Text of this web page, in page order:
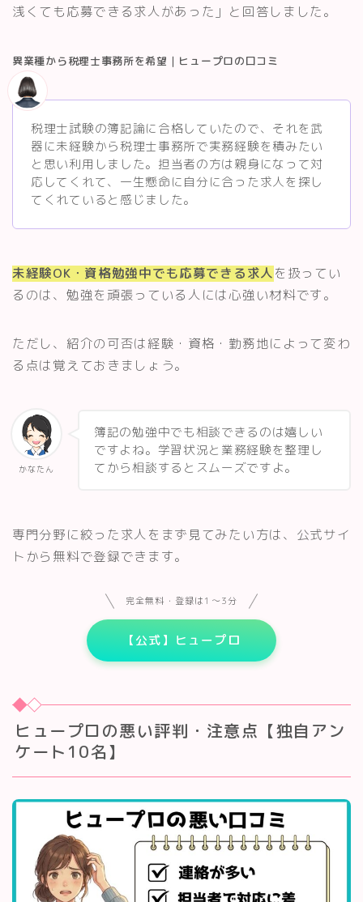
浅くても応募できる求人があった」と回答しました。
異業種から税理士事務所を希望｜ヒュープロの口コミ
税理士試験の簿記論に合格していたので、それを武
器に未経験から税理士事務所で実務経験を積みたい
と思い利用しました。担当者の方は親身になって対
応してくれて、一生懸命に自分に合った求人を探し
てくれていると感じました。
未経験OK・資格勉強中でも応募できる求人を扱ってい
るのは、勉強を頑張っている人には心強い材料です。
ただし、紹介の可否は経験・資格・勤務地によって変わ
る点は覚えておきましょう。
かなたん
簿記の勉強中でも相談できるのは嬉しい
ですよね。学習状況と業務経験を整理し
てから相談するとスムーズですよ。
専門分野に絞った求人をまず見てみたい方は、公式サイ
トから無料で登録できます。
完全無料・登録は1〜3分
【公式】ヒュープロ
ヒュープロの悪い評判・注意点【独自アン
ケート10名】